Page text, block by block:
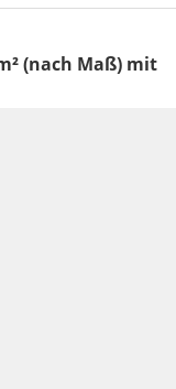
(nach Maß) mit